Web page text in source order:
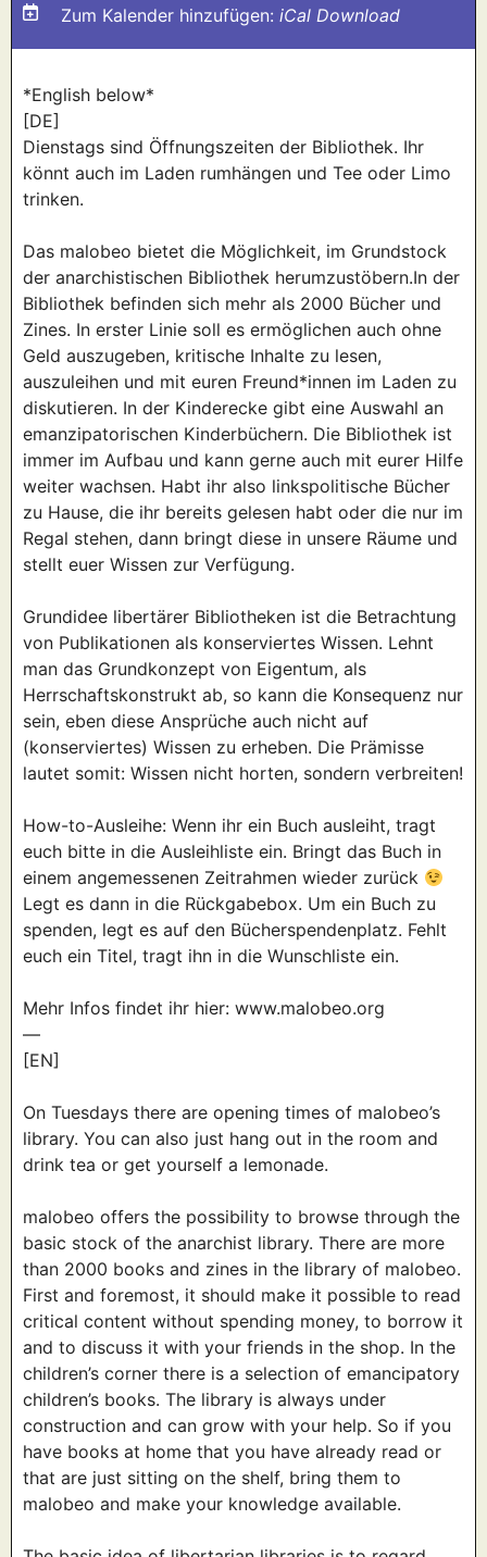
Zum Kalender hinzufügen: iCal Download
*English below*
[DE]
Dienstags sind Öffnungszeiten der Bibliothek. Ihr
könnt auch im Laden rumhängen und Tee oder Limo
trinken.
Das malobeo bietet die Möglichkeit, im Grundstock
der anarchistischen Bibliothek herumzustöbern.In der
Bibliothek befinden sich mehr als 2000 Bücher und
Zines. In erster Linie soll es ermöglichen auch ohne
Geld auszugeben, kritische Inhalte zu lesen,
auszuleihen und mit euren Freund*innen im Laden zu
diskutieren. In der Kinderecke gibt eine Auswahl an
emanzipatorischen Kinderbüchern. Die Bibliothek ist
immer im Aufbau und kann gerne auch mit eurer Hilfe
weiter wachsen. Habt ihr also linkspolitische Bücher
zu Hause, die ihr bereits gelesen habt oder die nur im
Regal stehen, dann bringt diese in unsere Räume und
stellt euer Wissen zur Verfügung.
Grundidee libertärer Bibliotheken ist die Betrachtung
von Publikationen als konserviertes Wissen. Lehnt
man das Grundkonzept von Eigentum, als
Herrschaftskonstrukt ab, so kann die Konsequenz nur
sein, eben diese Ansprüche auch nicht auf
(konserviertes) Wissen zu erheben. Die Prämisse
lautet somit: Wissen nicht horten, sondern verbreiten!
How-to-Ausleihe: Wenn ihr ein Buch ausleiht, tragt
euch bitte in die Ausleihliste ein. Bringt das Buch in
einem angemessenen Zeitrahmen wieder zurück
Legt es dann in die Rückgabebox. Um ein Buch zu
spenden, legt es auf den Bücherspendenplatz. Fehlt
euch ein Titel, tragt ihn in die Wunschliste ein.
Mehr Infos findet ihr hier: www.malobeo.org
—
[EN]
On Tuesdays there are opening times of malobeo’s
library. You can also just hang out in the room and
drink tea or get yourself a lemonade.
malobeo offers the possibility to browse through the
basic stock of the anarchist library. There are more
than 2000 books and zines in the library of malobeo.
First and foremost, it should make it possible to read
critical content without spending money, to borrow it
and to discuss it with your friends in the shop. In the
children’s corner there is a selection of emancipatory
children’s books. The library is always under
construction and can grow with your help. So if you
have books at home that you have already read or
that are just sitting on the shelf, bring them to
malobeo and make your knowledge available.